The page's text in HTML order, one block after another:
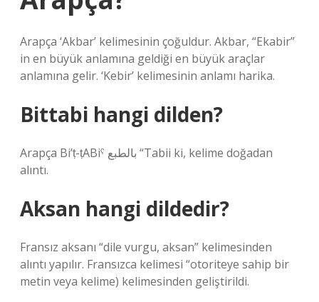
Arapça ‘Akbar’ kelimesinin çoğuldur. Akbar, “Ekabir”
in en büyük anlamına geldiği en büyük araçlar
anlamına gelir. ‘Kebir’ kelimesinin anlamı harika.
Bittabi hangi dilden?
Arapça Bi’ṭ-ṭABiˁ بالطبع “Tabii ki, kelime doğadan
alıntı.
Aksan hangi dildedir?
Fransız aksanı “dile vurgu, aksan” kelimesinden
alıntı yapılır. Fransızca kelimesi “otoriteye sahip bir
metin veya kelime) kelimesinden geliştirildi.